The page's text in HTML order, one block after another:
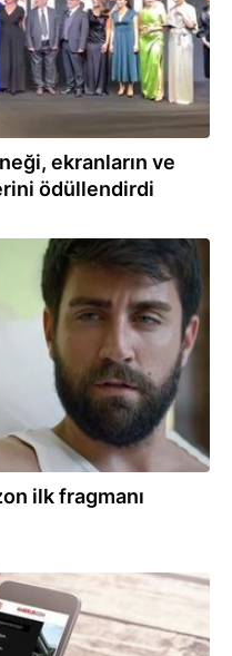
ekranların ve
ödüllendirdi
ilk fragmanı